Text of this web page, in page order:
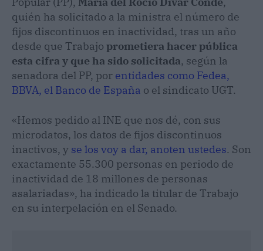
quién ha solicitado a la ministra el número de
fijos discontinuos en inactividad, tras un año
desde que Trabajo prometiera hacer pública
esta cifra y que ha sido solicitada, según la
senadora del PP, por entidades como Fedea,
BBVA, el Banco de España o el sindicato UGT.
«Hemos pedido al INE que nos dé, con sus
microdatos, los datos de fijos discontinuos
inactivos, y se los voy a dar, anoten ustedes. Son
exactamente 55.300 personas en periodo de
inactividad de 18 millones de personas
asalariadas», ha indicado la titular de Trabajo
en su interpelación en el Senado.